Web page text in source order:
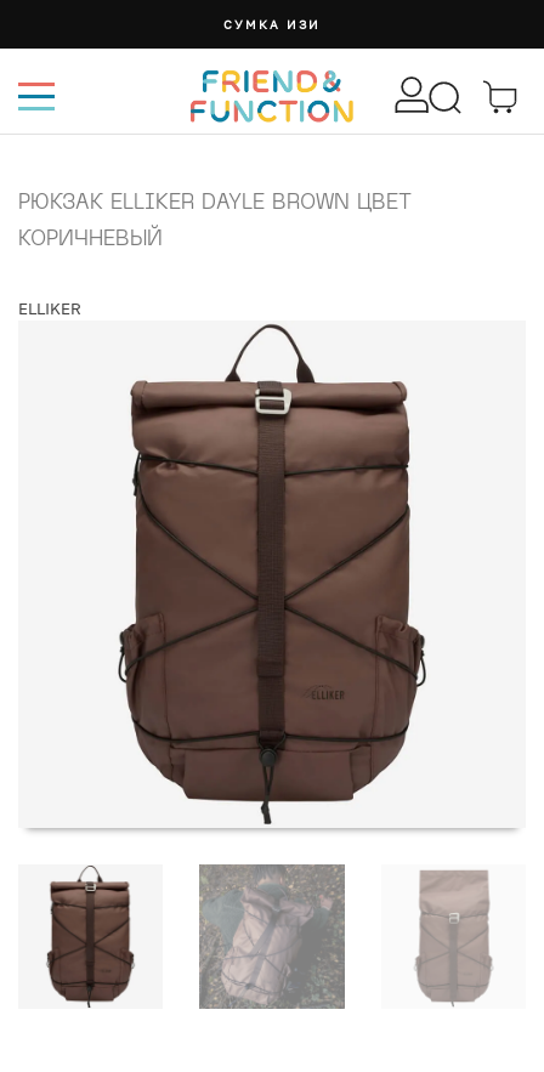
СУМКА ИЗИ
РЮКЗАК ELLIKER DAYLE BROWN ЦВЕТ
КОРИЧНЕВЫЙ
ELLIKER